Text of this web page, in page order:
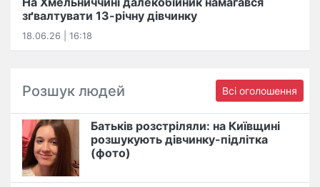
зґвалтувати 13-річну дівчинку
18.06.26 | 16:18
Розшук людей Всі оголошення
Батьків розстріляли: на Київщині
розшукують дівчинку-підлітка
(фото)